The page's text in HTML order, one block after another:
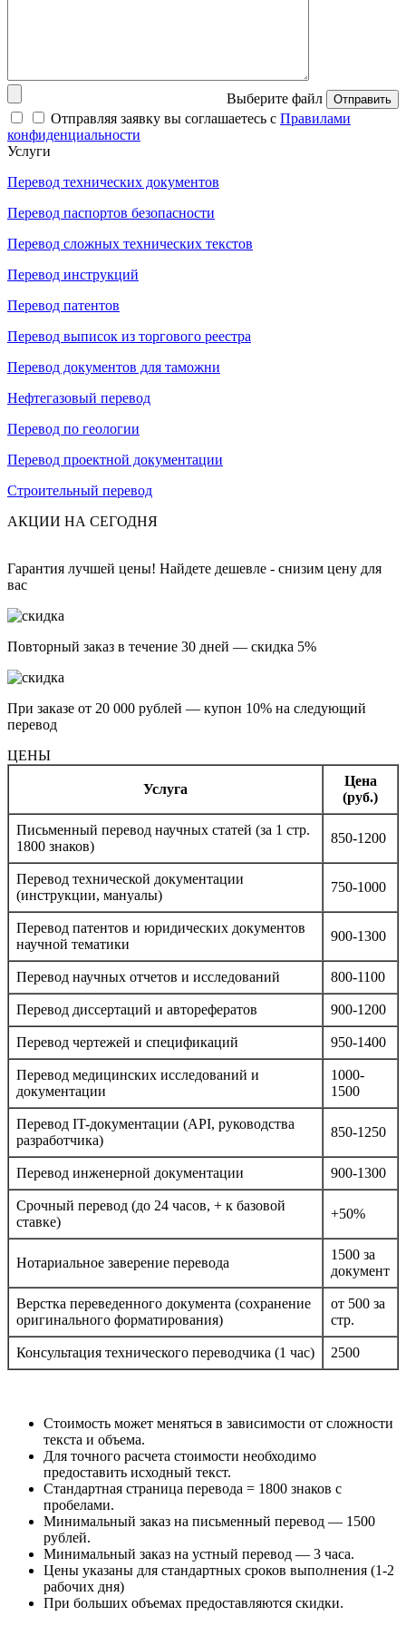
Выберите файл Отправить
Отправляя заявку вы соглашаетесь с Правилами
конфиденциальности
Услуги
Перевод технических документов
Перевод паспортов безопасности
Перевод сложных технических текстов
Перевод инструкций
Перевод патентов
Перевод выписок из торгового реестра
Перевод документов для таможни
Нефтегазовый перевод
Перевод по геологии
Перевод проектной документации
Строительный перевод
АКЦИИ НА СЕГОДНЯ
Гарантия лучшей цены! Найдете дешевле - снизим цену для
вас
Повторный заказ в течение 30 дней — скидка 5%
При заказе от 20 000 рублей — купон 10% на следующий
перевод
ЦЕНЫ
Услуга
Цена
(руб.)
Письменный перевод научных статей (за 1 стр.
1800 знаков)
850-1200
Перевод технической документации
(инструкции, мануалы)
750-1000
Перевод патентов и юридических документов
научной тематики
900-1300
Перевод научных отчетов и исследований 800-1100
Перевод диссертаций и авторефератов 900-1200
Перевод чертежей и спецификаций 950-1400
Перевод медицинских исследований и
документации
1000-
1500
Перевод IT-документации (API, руководства
разработчика)
850-1250
Перевод инженерной документации 900-1300
Срочный перевод (до 24 часов, + к базовой
ставке)
+50%
Нотариальное заверение перевода
1500 за
документ
Верстка переведенного документа (сохранение
оригинального форматирования)
от 500 за
стр.
Консультация технического переводчика (1 час) 2500
Стоимость может меняться в зависимости от сложности
текста и объема.
Для точного расчета стоимости необходимо
предоставить исходный текст.
Стандартная страница перевода = 1800 знаков с
пробелами.
Минимальный заказ на письменный перевод — 1500
рублей.
Минимальный заказ на устный перевод — 3 часа.
Цены указаны для стандартных сроков выполнения (1-2
рабочих дня)
При больших объемах предоставляются скидки.